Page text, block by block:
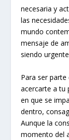
necesaria y
las
mundo
mensaje de
siendo
Para ser
acercarte a tu
en que se
dentro,
Aunque la
momento del